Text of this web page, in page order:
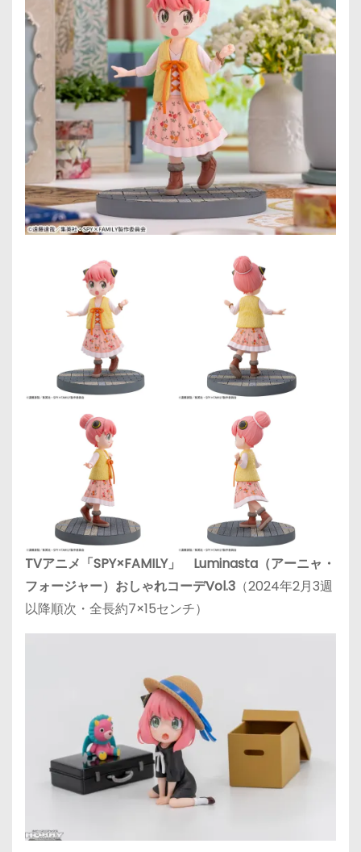
TVアニメ「SPY×FAMILY」 Luminasta（アーニャ・
フォージャー）おしゃれコーデVol.3 （2024年2月3週
以降順次・全長約7×15センチ）